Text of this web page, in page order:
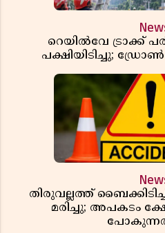
റെയിൽവേ ട്രാക്ക്
പക്ഷിയിടിച്ചു;
തിരുവല്ലത്ത്
മരിച്ചു; അപകടം